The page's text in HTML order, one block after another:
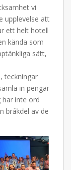
vi
upplevelse att
ett helt hotell
kända som
sätt,
teckningar
in pengar
har inte ord
bråkdel av de